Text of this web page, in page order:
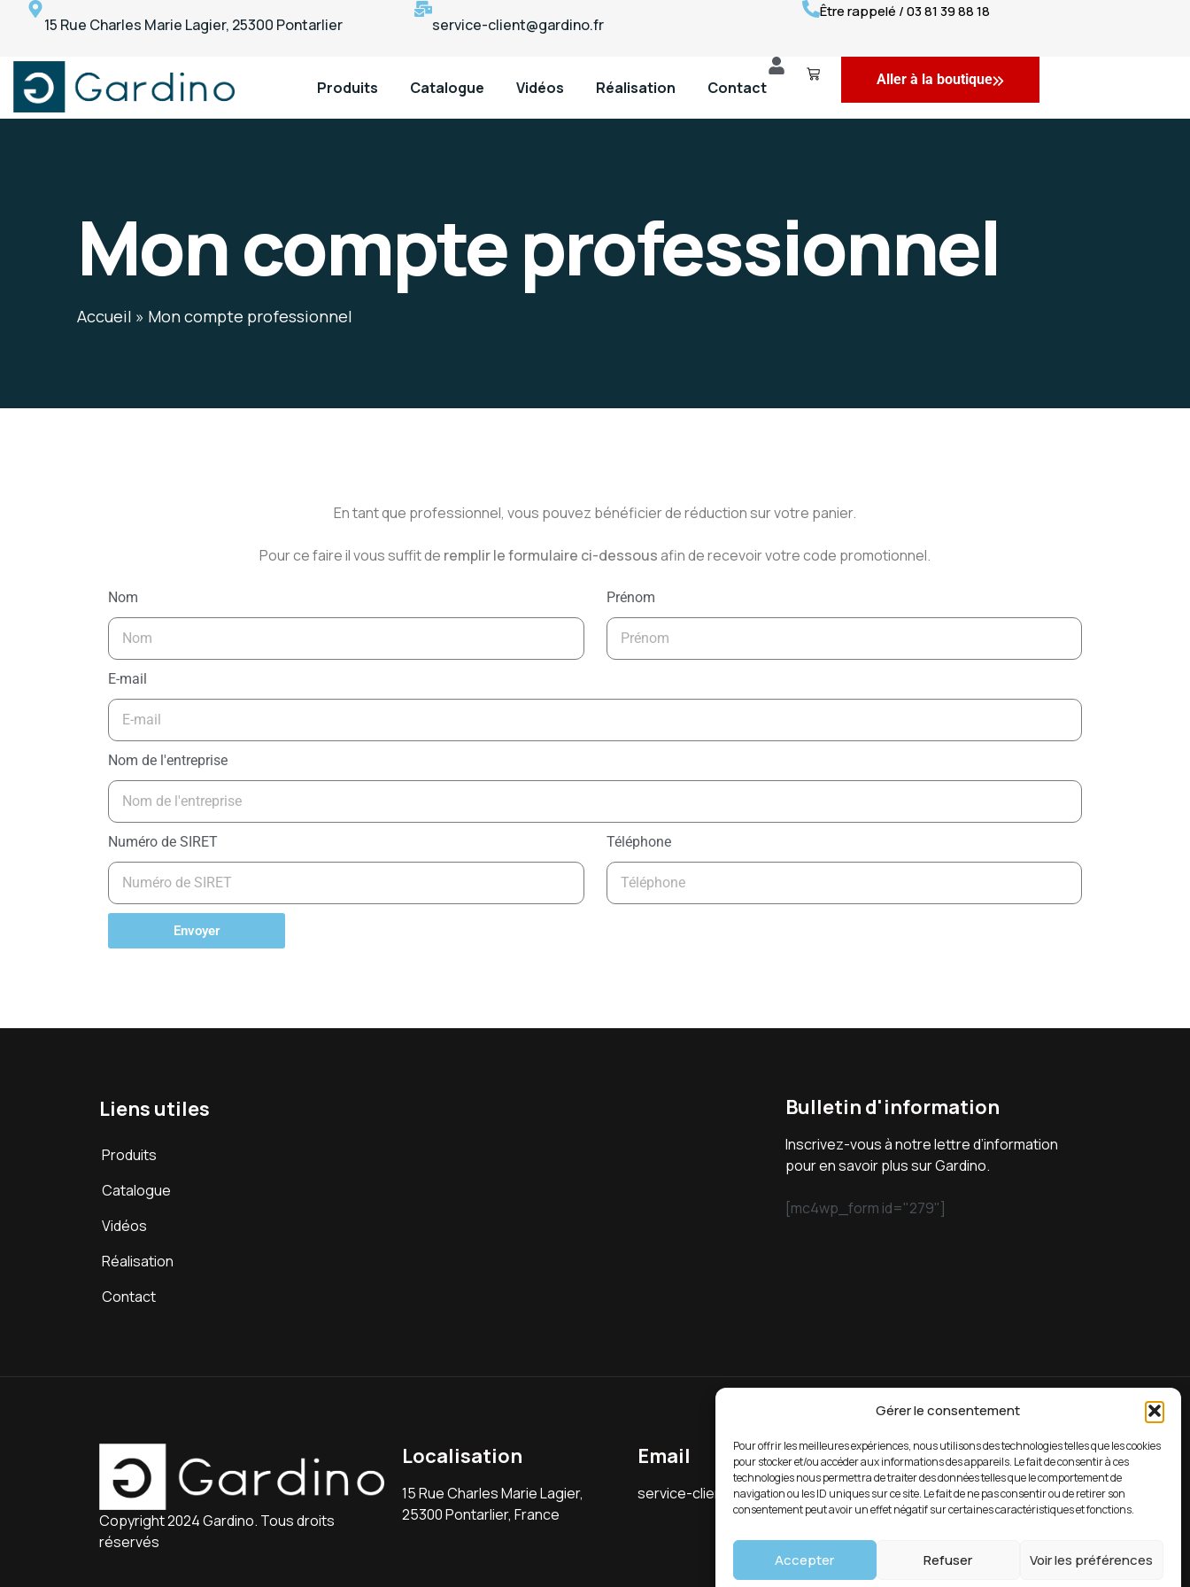
Gérer le consentement
Pour offrir les meilleures expériences, nous utilisons des technologies telles que les cookies
pour stocker et/ou accéder aux informations des appareils. Le fait de consentir à ces
technologies nous permettra de traiter des données telles que le comportement de
navigation ou les ID uniques sur ce site. Le fait de ne pas consentir ou de retirer son
consentement peut avoir un effet négatif sur certaines caractéristiques et fonctions.
Accepter Refuser Voir les préférences
15 Rue Charles Marie Lagier, 25300 Pontarlier service-client@gardino.fr
Être rappelé / 03 81 39 88 18
Produits Catalogue Vidéos Réalisation Contact Aller à la boutique
Mon compte professionnel
Accueil » Mon compte professionnel
En tant que professionnel, vous pouvez bénéficier de réduction sur votre panier.
Pour ce faire il vous suffit de remplir le formulaire ci-dessousafin de recevoir votre code promotionnel.
Nom Prénom
E-mail
Nom de l'entreprise
Numéro de SIRET Téléphone
Envoyer
Liens utiles
Produits
Catalogue
Vidéos
Réalisation
Contact
Bulletin d'information
Inscrivez-vous à notre lettre d’information
pour en savoir plus sur Gardino.
[mc4wp_form id="279"]
Copyright 2024 Gardino. Tous droits
réservés
Localisation
15 Rue Charles Marie Lagier,
25300 Pontarlier, France
Email
service-client@gardino.fr
Soutien 7/24
03 81 39 88 18